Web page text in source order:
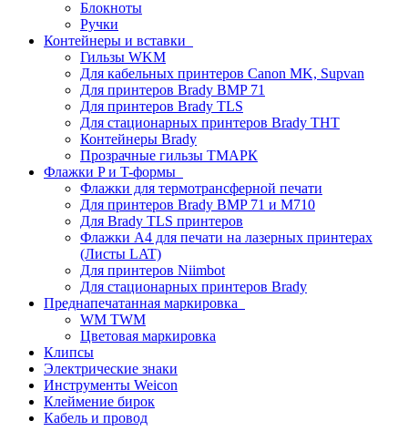
Блокноты
Ручки
Контейнеры и вставки
Гильзы WKM
Для кабельных принтеров Canon MK, Supvan
Для принтеров Brady BMP 71
Для принтеров Brady TLS
Для стационарных принтеров Brady THT
Контейнеры Brady
Прозрачные гильзы ТМАРК
Флажки P и T-формы
Флажки для термотрансферной печати
Для принтеров Brady BMP 71 и M710
Для Brady TLS принтеров
Флажки A4 для печати на лазерных принтерах
(Листы LAT)
Для принтеров Niimbot
Для стационарных принтеров Brady
Преднапечатанная маркировка
WM TWM
Цветовая маркировка
Клипсы
Электрические знаки
Инструменты Weicon
Клеймение бирок
Кабель и провод